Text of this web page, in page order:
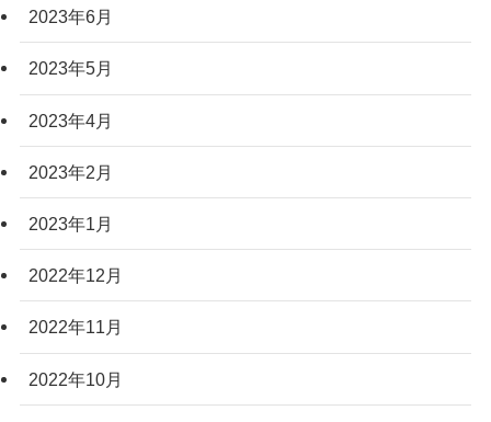
2023年6月
2023年5月
2023年4月
2023年2月
2023年1月
2022年12月
2022年11月
2022年10月